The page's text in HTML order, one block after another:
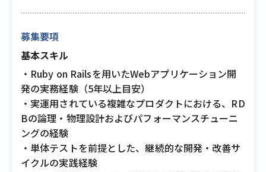
募集要項
基本スキル
・Ruby on Railsを用いたWebアプリケーション開
発の実務経験（5年以上目安）
・実運用されている複雑なプロダクトにおける、RD
Bの論理・物理設計およびパフォーマンスチューニ
ングの経験
・単体テストを前提とした、継続的な開発・改善サ
イクルの実践経験